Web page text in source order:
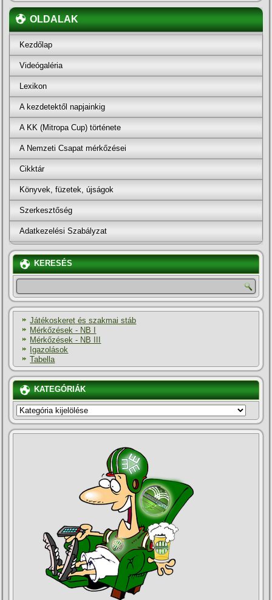
OLDALAK
Kezdőlap
Videógaléria
Lexikon
A kezdetektől napjainkig
A KK (Mitropa Cup) története
A Nemzeti Csapat mérkőzései
Cikktár
Könyvek, füzetek, újságok
Szerkesztőség
Adatkezelési Szabályzat
KERESÉS
Játékoskeret és szakmai stáb
Mérkőzések - NB I
Mérkőzések - NB III
Igazolások
Tabella
KATEGÓRIÁK
KATEGÓRIÁK